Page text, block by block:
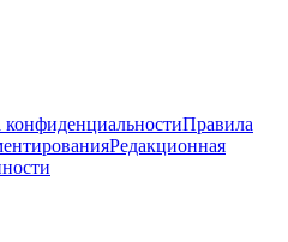
Правила
Редакционная